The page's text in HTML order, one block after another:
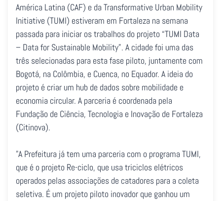
América Latina (CAF) e da Transformative Urban Mobility
Initiative (TUMI) estiveram em Fortaleza na semana
passada para iniciar os trabalhos do projeto “TUMI Data
– Data for Sustainable Mobility”. A cidade foi uma das
três selecionadas para esta fase piloto, juntamente com
Bogotá, na Colômbia, e Cuenca, no Equador. A ideia do
projeto é criar um hub de dados sobre mobilidade e
economia circular. A parceria é coordenada pela
Fundação de Ciência, Tecnologia e Inovação de Fortaleza
(Citinova).
"A Prefeitura já tem uma parceria com o programa TUMI,
que é o projeto Re-ciclo, que usa triciclos elétricos
operados pelas associações de catadores para a coleta
seletiva. É um projeto piloto inovador que ganhou um